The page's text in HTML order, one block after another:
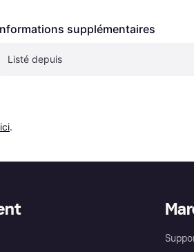
supplémentaires
Listé depuis
.